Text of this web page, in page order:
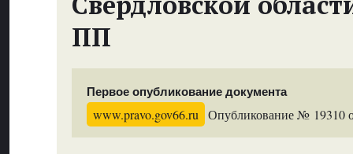
ПП
Первое опубликование документа
www.pravo.gov66.ru Опубликование № 19310